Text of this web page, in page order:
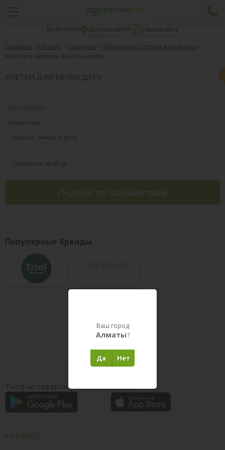
Выберите: Доставкаили
Самовывоз
Главная / Каталог / Грызуны / Переноски, клетки и вольеры /
Клетки и домики для грызунов
КЛЕТКИ ДЛЯ БЕЛКИ ДЕГУ
Животное
Крысы, мыши и дегу
Очистить выбор
Подбор по параметрам
Популярные бренды
ВСЕ БРЕНДЫ
Тысячи товаров у вас на ладони
Ваш город
Алматы?
Нет
Да